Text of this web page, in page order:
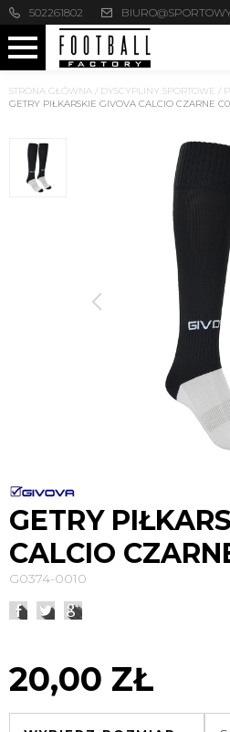
502261802
STRONA GŁÓWNA / DYSCYPLINY SPORTOWE /
GETRY PIŁKARSKIE GIVOVA CALCIO CZARNE
GETRY
CALCIO
G0374-0010
20,00 ZŁ